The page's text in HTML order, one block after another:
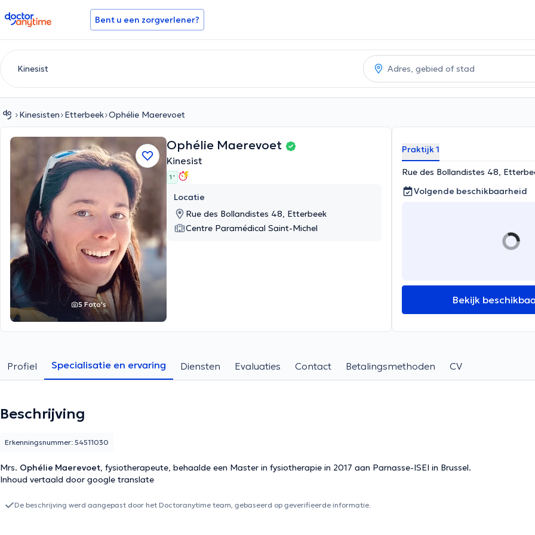
doctoranytime Bent u een zorgverlener?
Kinesisten Etterbeek Ophélie Maerevoet
5 Foto's
Ophélie Maerevoet
Kinesist
1 '
Locatie
Rue des Bollandistes 48, Etterbeek
Centre Paramédical Saint-Michel
Praktijk 1
Rue des Bollandistes 48,
Volgende beschikbaarheid
Bekijk
Profiel Specialisatie en ervaring Diensten Evaluaties Contact Betalingsmethoden CV
Beschrijving
Mrs. Ophélie Maerevoet, fysiotherapeute, behaalde een Master in fysiotherapie in 2017 aan Parnasse-ISEI in Brussel.
Inhoud vertaald door google translate
Erkenningsnummer: 54511030
De beschrijving werd aangepast door het Doctoranytime team, gebaseerd op geverifieerde informatie.